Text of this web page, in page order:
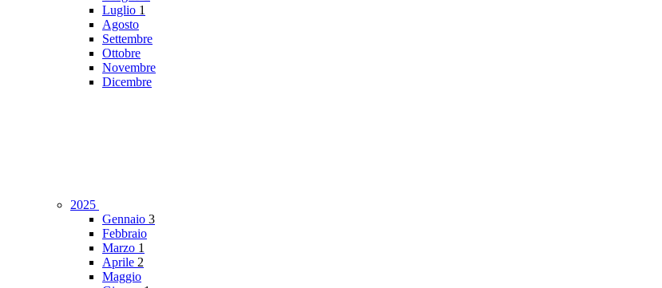
Luglio 1
Agosto
Settembre
Ottobre
Novembre
Dicembre
2025
Gennaio 3
Febbraio
Marzo 1
Aprile 2
Maggio